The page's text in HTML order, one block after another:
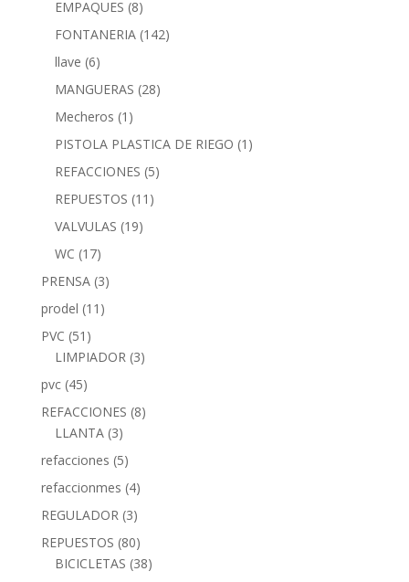
EMPAQUES (8)
FONTANERIA (142)
llave (6)
MANGUERAS (28)
Mecheros (1)
PISTOLA PLASTICA DE RIEGO (1)
REFACCIONES (5)
REPUESTOS (11)
VALVULAS (19)
WC (17)
PRENSA (3)
prodel (11)
PVC (51)
LIMPIADOR (3)
pvc (45)
REFACCIONES (8)
LLANTA (3)
refacciones (5)
refaccionmes (4)
REGULADOR (3)
REPUESTOS (80)
BICICLETAS (38)